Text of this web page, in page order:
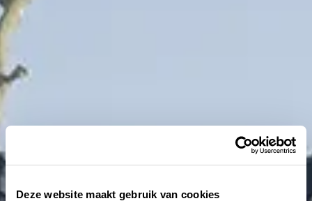
Deze website maakt gebruik van cookies